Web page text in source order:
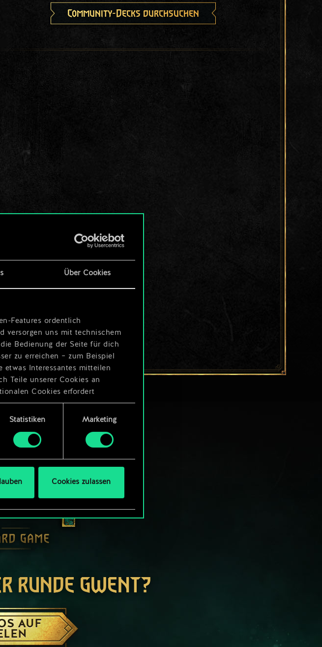
Über Cookies
Features ordentlich
versorgen uns mit technischem
Bedienung der Seite für dich
zu erreichen – zum Beispiel
Interessantes mitteilen
Teile unserer Cookies an
Cookies erfordert
auch alle Einstellungen rund
Statistiken Marketing
Cookies zulassen
Community-Decks durchsuchen
RUNDE GWENT?
AUF